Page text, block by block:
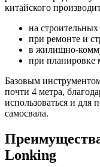
китайского
на
при ремонте и
в жилищно-
при планировке
Базовым
почти 4 метра,
использоваться и для
самосвала.
Lonking